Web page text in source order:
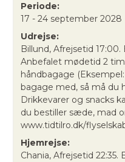
Periode:
17 - 24 september 2028
Udrejse:
Billund, Afrejsetid
Anbefalet mødetid 2
håndbagage
bagage med, så må du
Drikkevarer og snacks
du bestiller sæde, mad
www.tidtilro.dk/
Hjemrejse:
Chania, Afrejsetid 22:35.